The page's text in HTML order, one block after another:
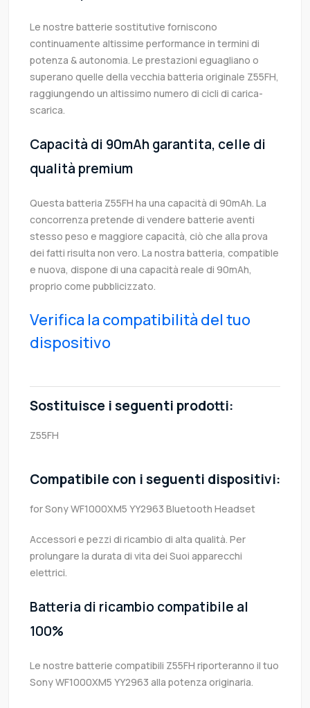
Le nostre batterie sostitutive forniscono
continuamente altissime performance in termini di
potenza & autonomia. Le prestazioni eguagliano o
superano quelle della vecchia batteria originale Z55FH,
raggiungendo un altissimo numero di cicli di carica-
scarica.
Capacità di 90mAh garantita, celle di
qualità premium
Questa batteria Z55FH ha una capacità di 90mAh. La
concorrenza pretende di vendere batterie aventi
stesso peso e maggiore capacità, ciò che alla prova
dei fatti risulta non vero. La nostra batteria, compatible
e nuova, dispone di una capacità reale di 90mAh,
proprio come pubblicizzato.
Verifica la compatibilità del tuo
dispositivo
Sostituisce i seguenti prodotti:
Z55FH
Compatibile con i seguenti dispositivi:
for Sony WF1000XM5 YY2963 Bluetooth Headset
Accessori e pezzi di ricambio di alta qualità. Per
prolungare la durata di vita dei Suoi apparecchi
elettrici.
Batteria di ricambio compatibile al
100%
Le nostre batterie compatibili Z55FH riporteranno il tuo
Sony WF1000XM5 YY2963 alla potenza originaria.